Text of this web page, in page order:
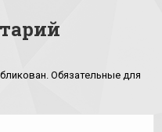
Обязательные для